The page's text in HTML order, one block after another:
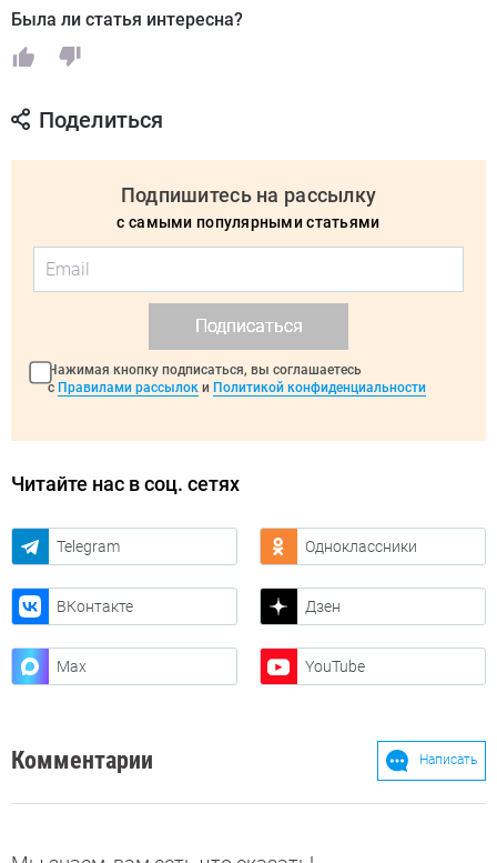
Была ли статья интересна?
Поделиться
Подпишитесь на рассылку
с самыми популярными статьями
Подписаться
Нажимая кнопку подписаться, вы соглашаетесь
с Правилами рассылок и Политикой конфиденциальности
Читайте нас в соц. сетях
Telegram Одноклассники
ВКонтакте Дзен
Max YouTube
Комментарии Написать